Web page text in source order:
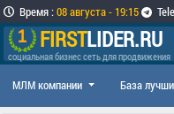
Время:08 августа - 19:15
FIRSTLIDER.RU
социальная бизнес сеть для продвижения
МЛМ компании База